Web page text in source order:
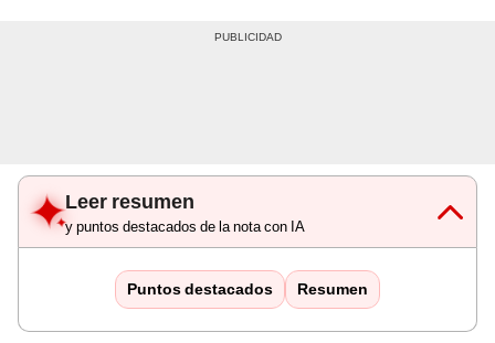
Leer resumen
y puntos destacados de la nota con IA
Puntos destacados Resumen